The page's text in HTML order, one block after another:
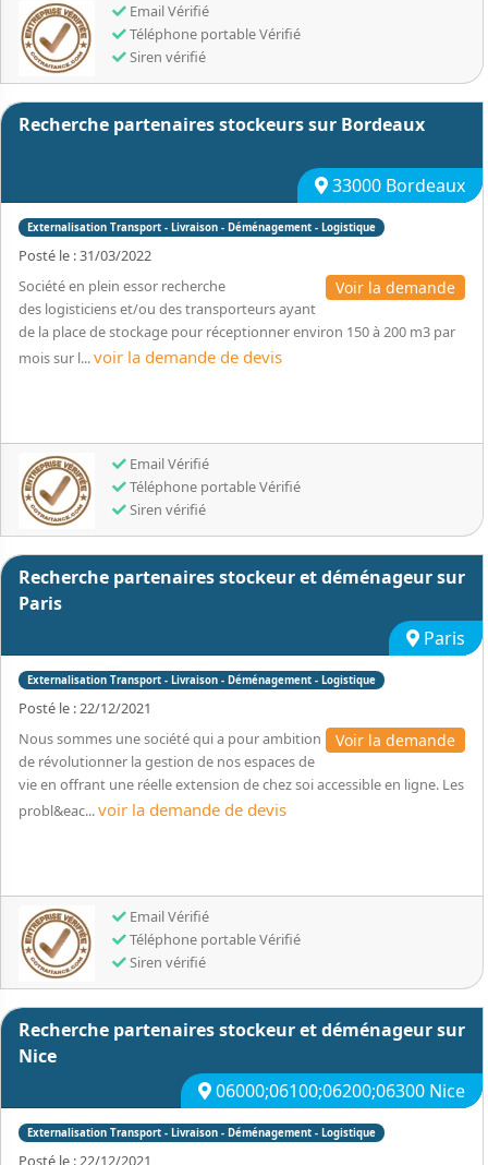
Email Vérifié
Téléphone portable Vérifié
Siren vérifié
Recherche partenaires stockeurs sur Bordeaux
33000 Bordeaux
Externalisation Transport - Livraison - Déménagement - Logistique
Posté le : 31/03/2022
Voir la demande
Société en plein essor recherche
des logisticiens et/ou des transporteurs ayant
de la place de stockage pour réceptionner environ 150 à 200 m3 par
mois sur l...voir la demande de devis
Email Vérifié
Téléphone portable Vérifié
Siren vérifié
Recherche partenaires stockeur et déménageur sur
Paris
Paris
Externalisation Transport - Livraison - Déménagement - Logistique
Posté le : 22/12/2021
Voir la demande
Nous sommes une société qui a pour ambition
de révolutionner la gestion de nos espaces de
vie en offrant une réelle extension de chez soi accessible en ligne. Les
probl&eac...voir la demande de devis
Email Vérifié
Téléphone portable Vérifié
Siren vérifié
Recherche partenaires stockeur et déménageur sur
Nice
06000;06100;06200;06300 Nice
Externalisation Transport - Livraison - Déménagement - Logistique
Posté le : 22/12/2021